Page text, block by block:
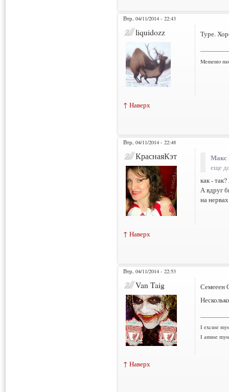
Втр, 04/11/2014 - 22:43
liquidozz Туре.
Memento
↑ Наверх
Втр, 04/11/2014 - 22:48
КраснаяКэт Макс
еще
как -
А вдруг
на
↑ Наверх
Втр, 04/11/2014 - 22:53
Van Taig
Семееен
I excuse
I amuse
↑ Наверх